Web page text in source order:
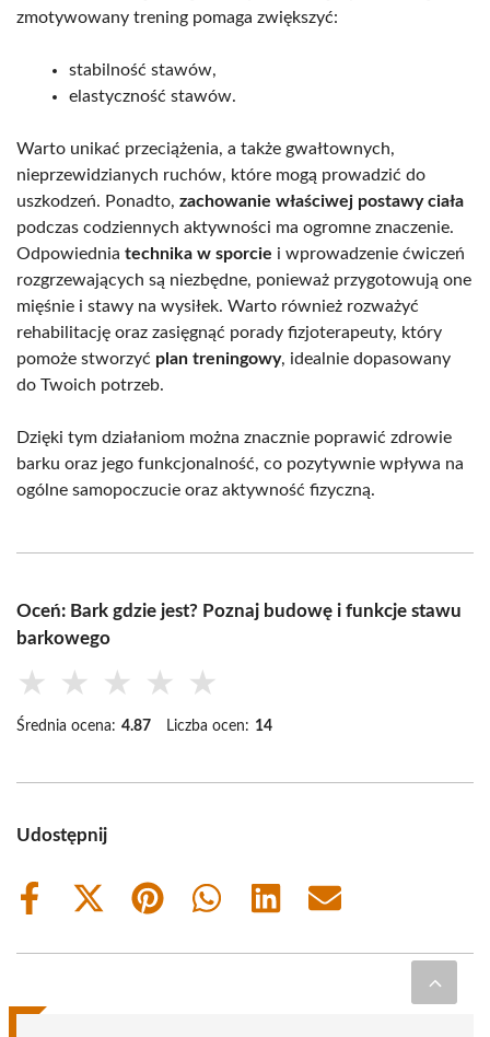
zmotywowany trening pomaga zwiększyć:
stabilność stawów,
elastyczność stawów.
Warto unikać przeciążenia, a także gwałtownych,
nieprzewidzianych ruchów, które mogą prowadzić do
uszkodzeń. Ponadto, zachowanie właściwej postawy ciała
podczas codziennych aktywności ma ogromne znaczenie.
Odpowiednia technika w sporcie i wprowadzenie ćwiczeń
rozgrzewających są niezbędne, ponieważ przygotowują one
mięśnie i stawy na wysiłek. Warto również rozważyć
rehabilitację oraz zasięgnąć porady fizjoterapeuty, który
pomoże stworzyć plan treningowy, idealnie dopasowany
do Twoich potrzeb.
Dzięki tym działaniom można znacznie poprawić zdrowie
barku oraz jego funkcjonalność, co pozytywnie wpływa na
ogólne samopoczucie oraz aktywność fizyczną.
Oceń: Bark gdzie jest? Poznaj budowę i funkcje stawu
barkowego
★ ★ ★ ★ ★
Średnia ocena: 4.87 Liczba ocen: 14
Udostępnij
Share
Share
(Twitter)
Share
Share
Share
Share